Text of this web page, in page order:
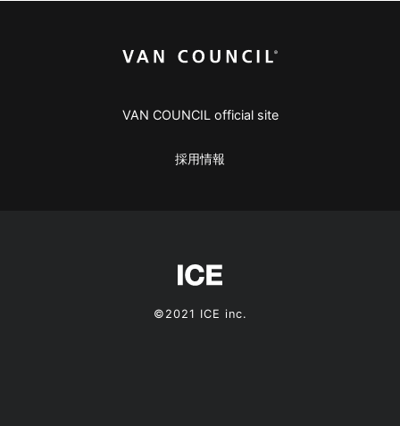
VAN COUNCIL official site
採用情報
©2021 ICE inc.